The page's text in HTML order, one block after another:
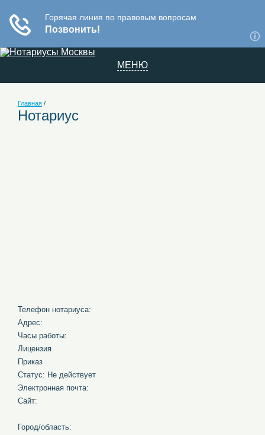
МЕНЮ
Главная /
Нотариус
Телефон нотариуса:
Адрес:
Часы работы:
Лицензия
Приказ
Статус: Не действует
Электронная почта:
Сайт:
Город/область: